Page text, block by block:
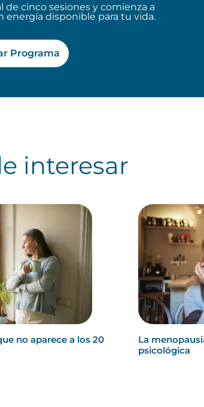
de cinco sesiones y comienza a
energía disponible para tu vida.
Programa
interesar
no aparece a los 20
La
psicológica